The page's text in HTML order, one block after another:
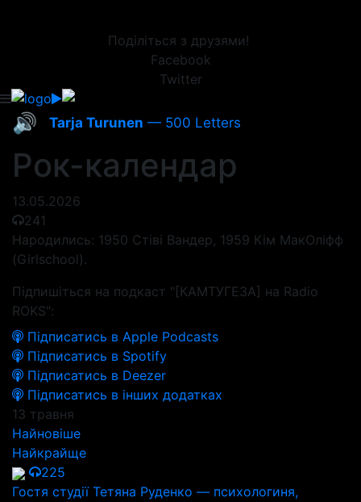
Поділіться з друзями!
Facebook
Twitter
🔊 Tarja Turunen — 500 Letters
Рок-календар
13.05.2026
241
Народились: 1950 Стіві Вандер, 1959 Кім МакОліфф
(Girlschool).
Підпишіться на подкаст "[КАМТУГЕЗА] на Radio
ROKS":
Підписатись в Apple Podcasts
Підписатись в Spotify
Підписатись в Deezer
Підписатись в інших додатках
13 травня
Найновіше
Найкрайще
225
Гостя студії Тетяна Руденко — психологиня,